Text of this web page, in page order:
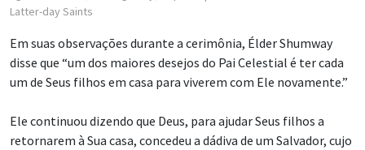
Latter-day Saints
Em suas observações durante a cerimônia, Élder Shumway
disse que “um dos maiores desejos do Pai Celestial é ter cada
um de Seus filhos em casa para viverem com Ele novamente.”
Ele continuou dizendo que Deus, para ajudar Seus filhos a
retornarem à Sua casa, concedeu a dádiva de um Salvador, cujo